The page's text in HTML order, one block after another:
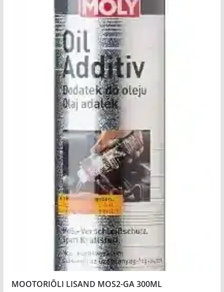
MOOTORIÕLI LISAND MOS2-GA 300ML